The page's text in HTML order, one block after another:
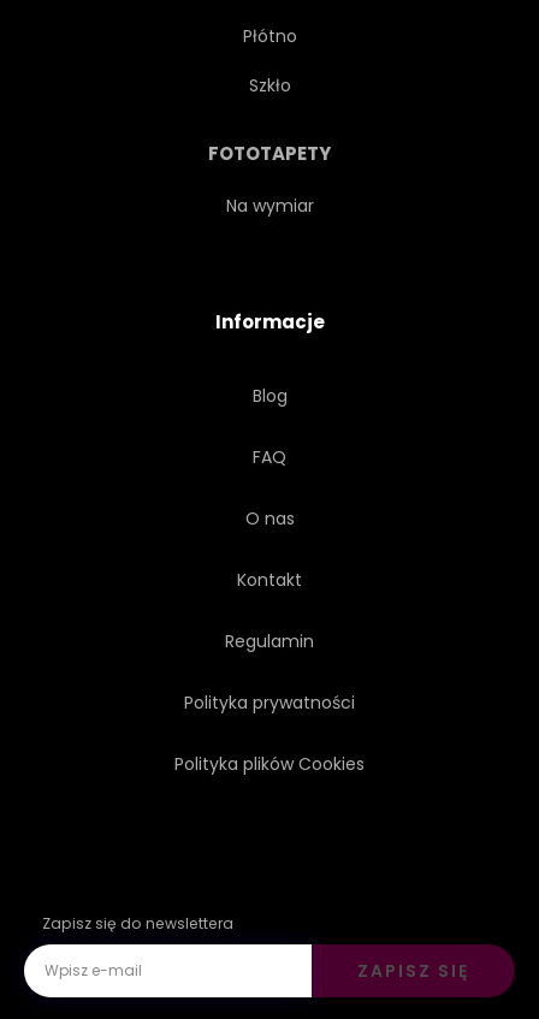
Płótno
Szkło
FOTOTAPETY
Na wymiar
Informacje
Blog
FAQ
O nas
Kontakt
Regulamin
Polityka prywatności
Polityka plików Cookies
Zapisz się do newslettera
ZAPISZ SIĘ